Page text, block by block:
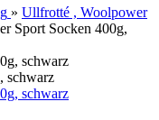
» Ullfrotté , Woolpower
Sport Socken 400g,
schwarz